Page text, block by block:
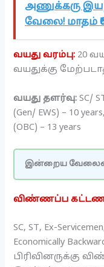
அணுக்கரு
வேலை! மாதம்
வயது வரம்பு: 20
வயதுக்கு
வயது தளர்வு:SC/
(Gen/ EWS) – 10
(OBC) – 13 years
இன்றைய
விண்ணப்ப
SC, ST, Ex-
Economically
பிரிவினருக்கு